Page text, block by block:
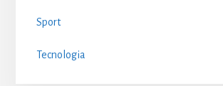
Sport
Tecnologia